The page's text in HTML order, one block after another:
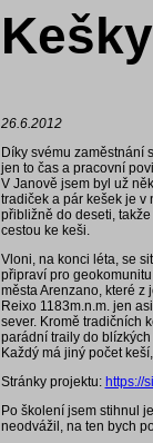
26.6.2012
Díky svému zaměstnání
jen to čas a pracovní
V Janově jsem byl už
tradiček a pár kešek je v
přibližně do deseti,
cestou ke keši.
Vloni, na konci léta, se
připraví pro
města Arenzano, které z
Reixo 1183m.n.m. jen
sever. Kromě tradičních
parádní traily do
Každý má jiný počet
Stránky projektu: https://
Po školení jsem stihnul
neodvážil, na ten bych